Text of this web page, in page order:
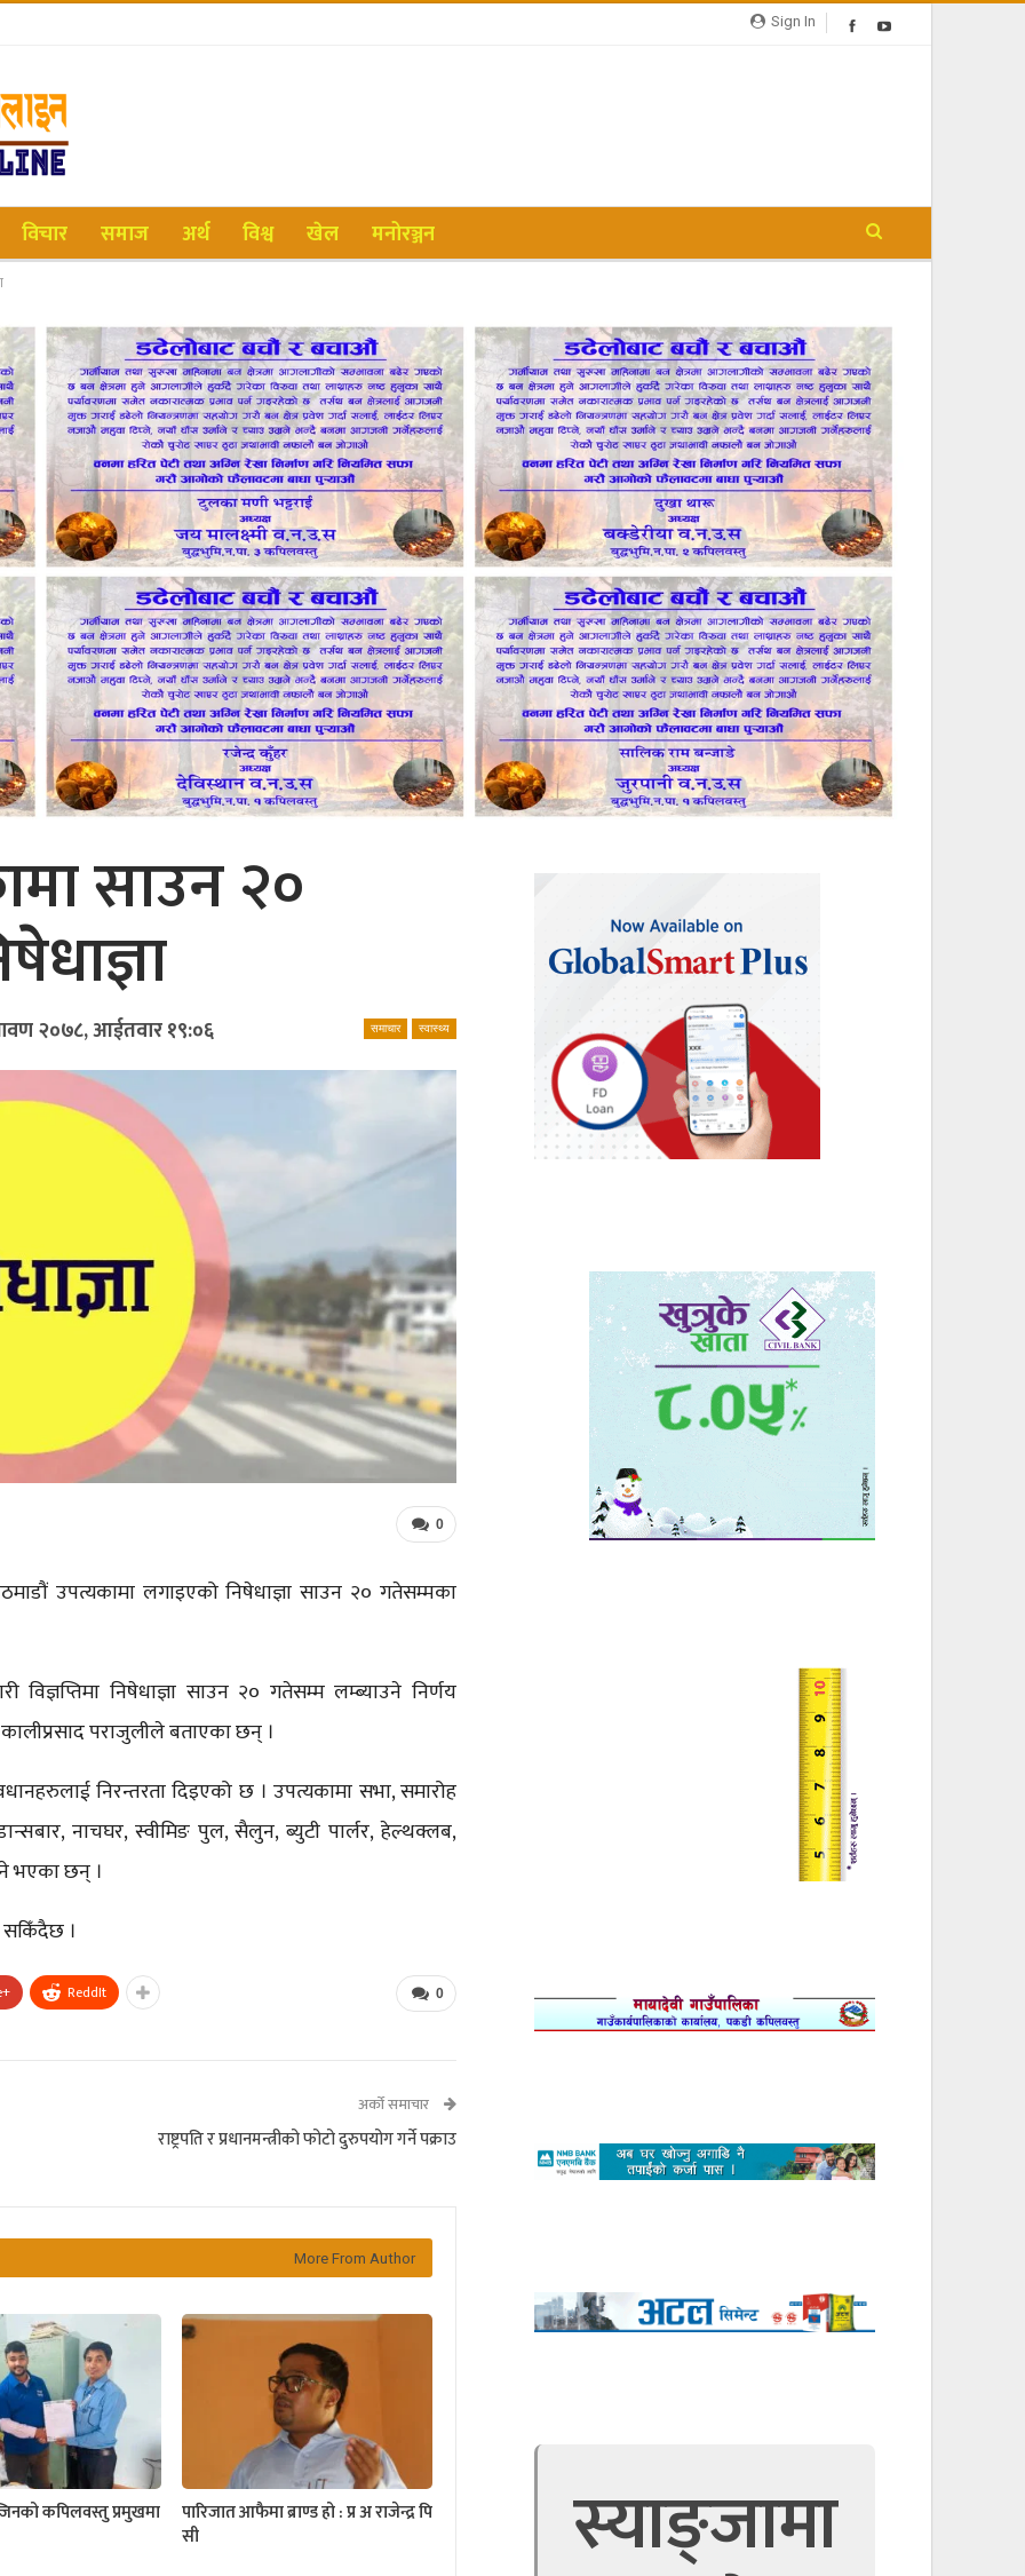
Sign In
विचार समाज अर्थ विश्व खेल मनोरञ्जन
साउन २०
समाचार स्वास्थ्य
२०७८, आईतवार १९:०६
0
उपत्यकामा लगाइएको निषेधाज्ञा साउन २० गतेसम्मका
निषेधाज्ञा साउन २० गतेसम्म लम्ब्याउने निर्णय
पराजुलीले बताएका छन् ।
निरन्तरता दिइएको छ । उपत्यकामा सभा, समारोह
नाचघर, स्वीमिङ पुल, सैलुन, ब्युटी पार्लर, हेल्थक्लब,
भएका छन् ।
सकिँदैछ ।
0
ReddIt
अर्को समाचार
राष्ट्रपति र प्रधानमन्त्रीको फोटो दुरुपयोग गर्ने पक्राउ
More From Author
कपिलवस्तु प्रमुखमा
पारिजात आफैमा ब्राण्ड हो : प्र अ राजेन्द्र पि
सी
स्याङ्जामा